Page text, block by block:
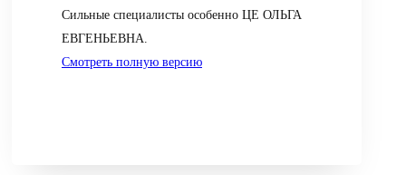
Сильные специалисты особенно ЦЕ ОЛЬГА
ЕВГЕНЬЕВНА.
Смотреть полную версию